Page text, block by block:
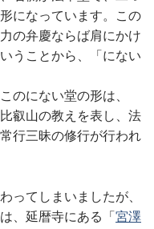
になっています。この
の弁慶ならば肩にかけ
うことから、「にない
のにない堂の形は、
叡山の教えを表し、法
行三昧の修行が行われ
ってしまいましたが、
、延暦寺にある「 宮澤